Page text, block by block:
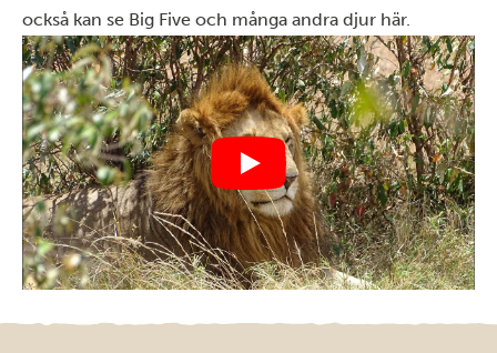
också kan se Big Five och många andra djur här.